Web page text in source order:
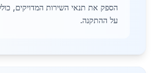
הספק את תנאי השירות המדויקים,
על ההתקנה.